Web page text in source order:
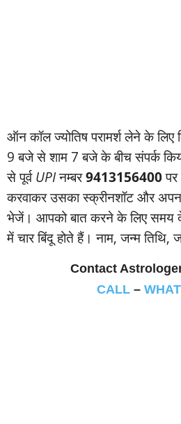
ऑन कॉल ज्‍योतिष परामर्श लेने के लिए
9 बजे से शाम 7 बजे के बीच संपर्क
से पूर्वUPIनम्‍बर9413156400
करवाकर उसका स्‍क्रीनशॉट और
भेजें। आपको बात करने के लिए समय दे
में चार बिंदू होते हैं। नाम, जन्‍म
Contact
CALL –